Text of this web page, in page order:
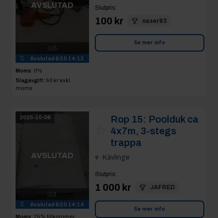
AVSLUTAD
5
Avslutad 6/10 14:13
Moms: 0%
Slagavgift: 50 kr exkl.
moms
Slutpris:
100 kr naser83
Se mer info
2025-10-06
AVSLUTAD
1
Avslutad 6/10 14:14
Moms: 25% tillkommer
Rop 15: Poolduk ca
4x7m, 3-stegs
trappa
Kävlinge
Slutpris:
1 000 kr JAFRED
Se mer info